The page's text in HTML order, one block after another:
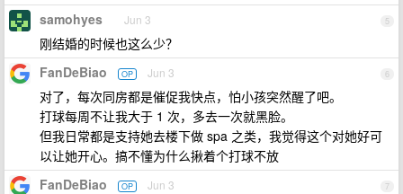
5
samohyes Jun 3
刚结婚的时候也这么少？
6
FanDeBiao OP Jun 3
对了，每次同房都是催促我快点，怕小孩突然醒了吧。
打球每周不让我大于 1 次，多去一次就黑脸。
但我日常都是支持她去楼下做 spa 之类，我觉得这个对她好可
以让她开心。搞不懂为什么揪着个打球不放
7
FanDeBiao OP Jun 3